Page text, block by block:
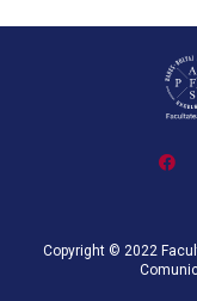
Copyright © 2022